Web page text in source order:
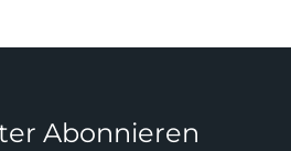
Abonnieren